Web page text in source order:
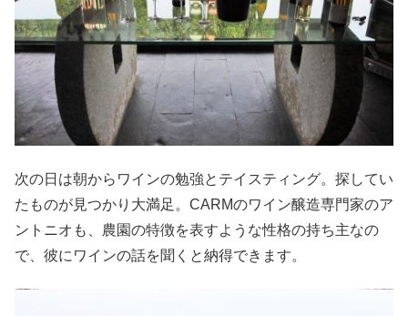
次の日は朝からワインの勉強とテイスティング。探してい
たものが見つかり大満足。CARMのワイン醸造専門家のア
ントニオも、農園の特徴を表すような性格の持ち主なの
で、彼にワインの話を聞くと納得できます。